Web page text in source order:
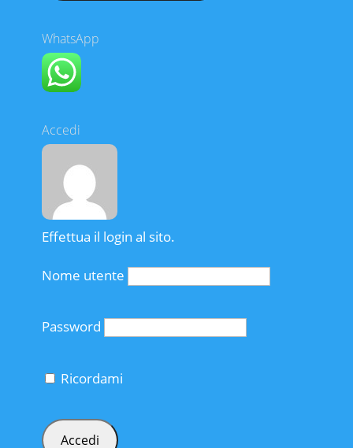
WhatsApp
Accedi
Effettua il login al sito.
Nome utente
Password
Ricordami